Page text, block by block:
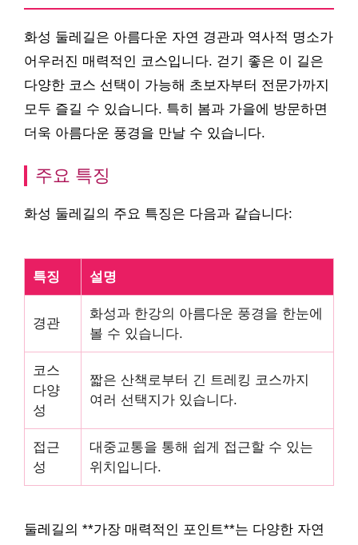
화성 둘레길은 아름다운 자연 경관과 역사적 명소가
어우러진 매력적인 코스입니다. 걷기 좋은 이 길은
다양한 코스 선택이 가능해 초보자부터 전문가까지
모두 즐길 수 있습니다. 특히 봄과 가을에 방문하면
더욱 아름다운 풍경을 만날 수 있습니다.
주요 특징
화성 둘레길의 주요 특징은 다음과 같습니다:
특징 설명
경관
화성과 한강의 아름다운 풍경을 한눈에
볼 수 있습니다.
코스
다양
성
짧은 산책로부터 긴 트레킹 코스까지
여러 선택지가 있습니다.
접근
성
대중교통을 통해 쉽게 접근할 수 있는
위치입니다.
둘레길의 **가장 매력적인 포인트**는 다양한 자연